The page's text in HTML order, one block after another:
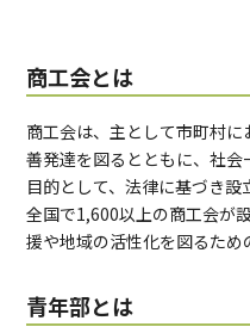
商工会とは
商工会は、主として市町村
善発達を図るとともに、社
目的として、法律に基づき設
全国で1,600以上の商工会が
援や地域の活性化を図るため
青年部とは